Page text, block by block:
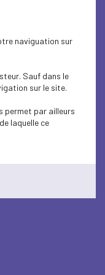
naviguation sur
Sauf dans le
sur le site.
permet par ailleurs
laquelle ce